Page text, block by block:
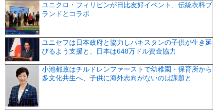
ユニクロ・フィリピンが日比友好イベント、伝統衣料ブ
ランドとコラボ
ユニセフは日本政府と協力しパキスタンの子供が生き延
びるよう支援と、日本は648万ドル資金協力
小池都政はチルドレンファーストで幼稚園・保育所から
多文化共生へ、子供に海外志向がないのは課題と